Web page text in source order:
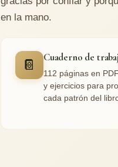
en la mano.
📔 Cuaderno de
112 páginas en
y ejercicios para
cada patrón del